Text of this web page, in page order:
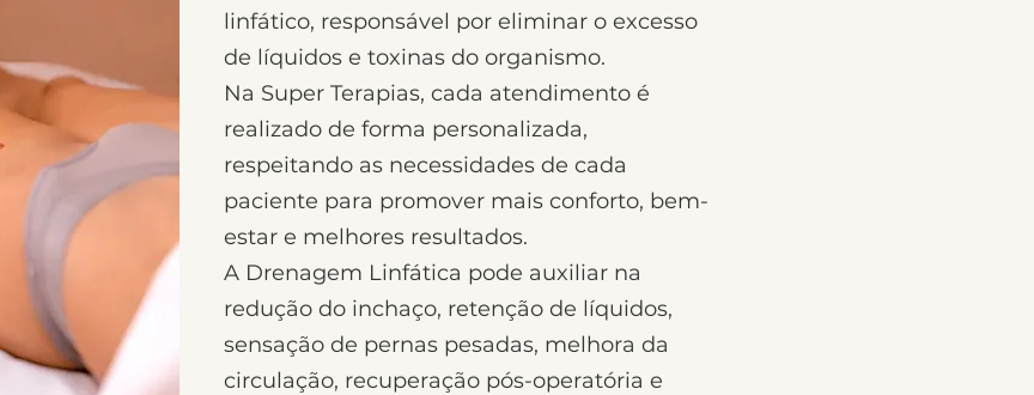
linfático, responsável por eliminar o excesso
de líquidos e toxinas do organismo.
Na Super Terapias, cada atendimento é
realizado de forma personalizada,
respeitando as necessidades de cada
paciente para promover mais conforto, bem-
estar e melhores resultados.
A Drenagem Linfática pode auxiliar na
redução do inchaço, retenção de líquidos,
sensação de pernas pesadas, melhora da
circulação, recuperação pós-operatória e